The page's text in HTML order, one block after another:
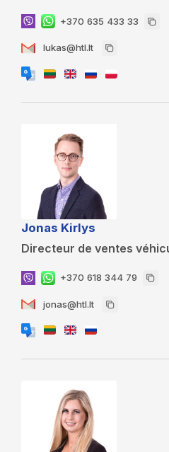
+370 635 433 33
lukas@htl.lt
Jonas Kirlys
Directeur de ventes
+370 618 344 79
jonas@htl.lt